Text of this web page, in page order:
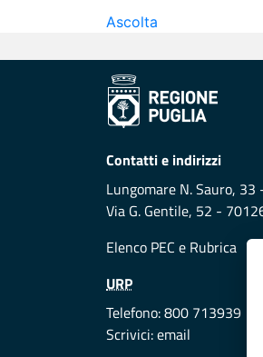
Ascolta
Contatti e indirizzi
Lungomare N. Sauro,
Via G. Gentile, 52 -
Elenco PEC e Rubrica
URP
Telefono: 800 713939
Scrivici:email